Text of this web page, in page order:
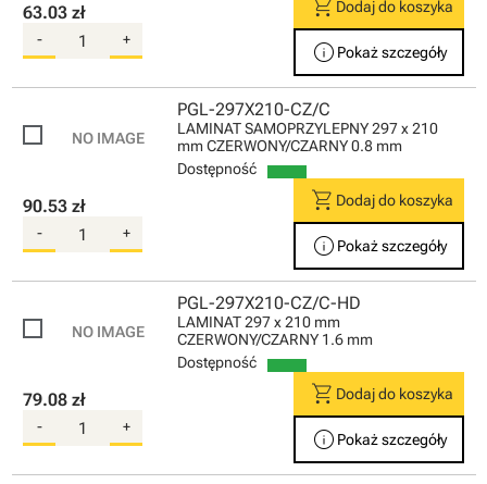
63.03 zł
- +
shopping_cart Dodaj do koszyka
info Pokaż szczegóły
PGL-297X210-CZ/C
LAMINAT SAMOPRZYLEPNY 297 x 210
mm CZERWONY/CZARNY 0.8 mm
Dostępność
90.53 zł
- +
shopping_cart Dodaj do koszyka
info Pokaż szczegóły
PGL-297X210-CZ/C-HD
LAMINAT 297 x 210 mm
CZERWONY/CZARNY 1.6 mm
Dostępność
79.08 zł
- +
shopping_cart Dodaj do koszyka
info Pokaż szczegóły